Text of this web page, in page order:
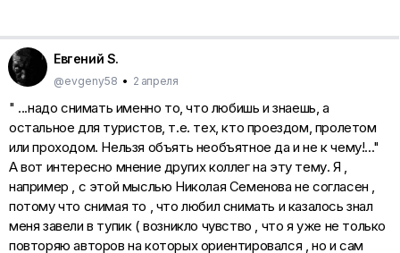
Евгений S.
@evgeny58 • 2 апреля
" ...надо снимать именно то, что любишь и знаешь, а
остальное для туристов, т.е. тех, кто проездом, пролетом
или проходом. Нельзя объять необъятное да и не к чему!..."
А вот интересно мнение других коллег на эту тему. Я ,
например , с этой мыслью Николая Семенова не согласен ,
потому что снимая то , что любил снимать и казалось знал
меня завели в тупик ( возникло чувство , что я уже не только
повторяю авторов на которых ориентировался , но и сам